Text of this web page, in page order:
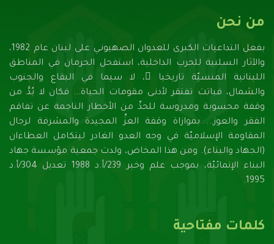
من نحن
بفعل التداعيات الكبرى للعدوان الصهيونـي على لبنان عام 1982،
والآثار السلبية للحرب الداخلية، استفحل الحرمان في المناطق
اللبنانية المنسيّة تاريخيا ً، لا سيما في البقاع والجنوب
والشمال، فباتت تفتقر لأدنـى مقومات الحياة... فكان لا بُدَّ من
وقفة محسوبة ومدروسة للحدِّ من الأخطار الناجمة عن تفاقم
الفقر والعوز... بموازاة وقفة العزِّ المجيدة والمشرفة لرجال
المقاومة الإسلاميّة في وجه العدو الغادر ليتكامل العطاءان
(الجهاد والبناء). ومن هذا المخاض، ولدت جمعية مؤسسة جهاد
البناء الإنمائيّة، بموجب علم وخبر 239/أ.د 1988 تعديل 304/أ.د
1995.
كلمات مفتاحية